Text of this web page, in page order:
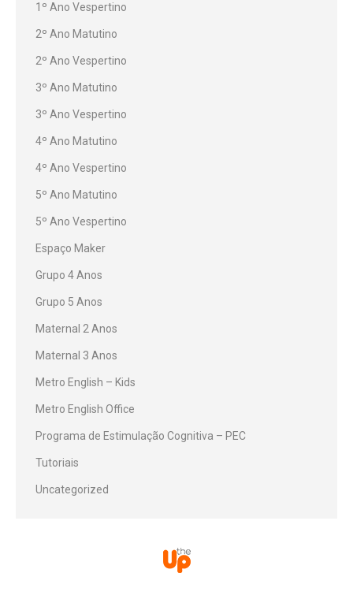
1º Ano Vespertino
2º Ano Matutino
2º Ano Vespertino
3º Ano Matutino
3º Ano Vespertino
4º Ano Matutino
4º Ano Vespertino
5º Ano Matutino
5º Ano Vespertino
Espaço Maker
Grupo 4 Anos
Grupo 5 Anos
Maternal 2 Anos
Maternal 3 Anos
Metro English – Kids
Metro English Office
Programa de Estimulação Cognitiva – PEC
Tutoriais
Uncategorized